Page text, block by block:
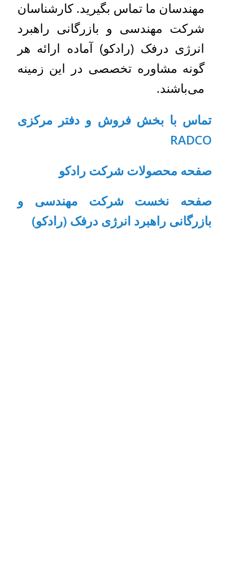
مهندسان ما تماس بگیرید. کارشناسان
شرکت مهندسی و بازرگانی راهبرد
انرژی درفک (رادکو) آماده ارائه هر
گونه مشاوره تخصصی در این زمینه
می‌باشند.
تماس با بخش فروش و دفتر مرکزی
RADCO
صفحه محصولات شرکت رادکو
صفحه نخست شرکت مهندسی و
بازرگانی راهبرد انرژی درفک (رادکو)